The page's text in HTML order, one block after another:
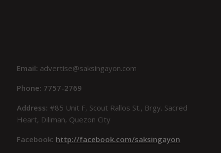
Email: advertise@saksingayon.com
Phone: 7757-2769
Address:#85 Unit F, Scout Rallos St., Brgy. Sacred
Heart, Diliman, Quezon City
Facebook: http://facebook.com/saksingayon